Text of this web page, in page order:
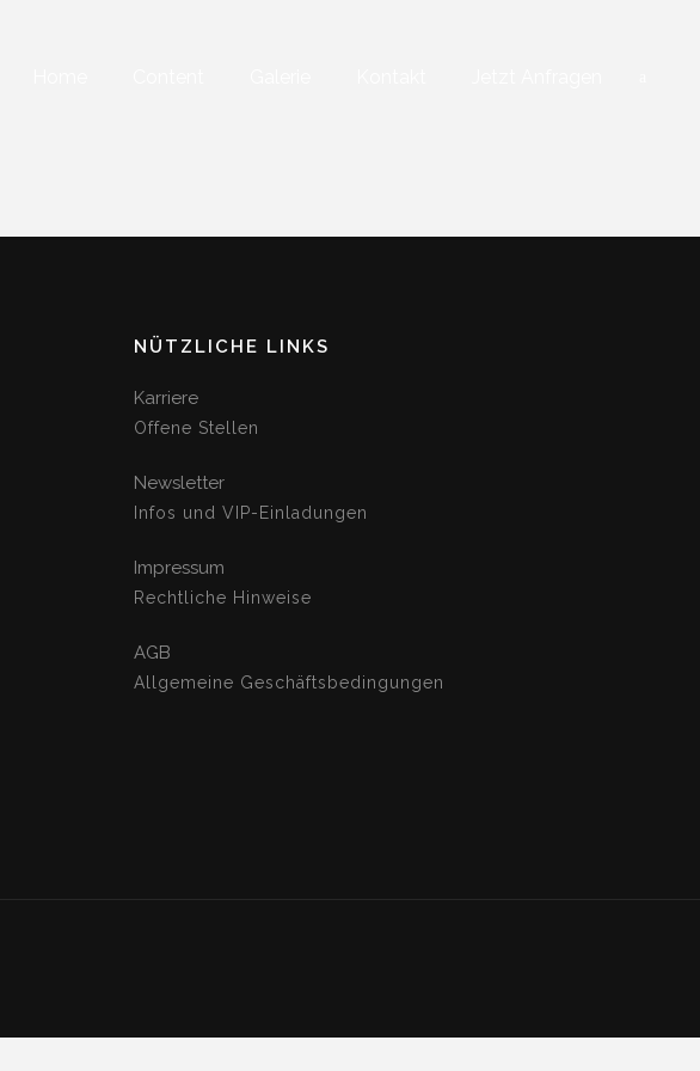
NÜTZLICHE LINKS
Karriere
Offene Stellen
Newsletter
Infos und VIP-Einladungen
Impressum
Rechtliche Hinweise
AGB
Allgemeine Geschäftsbedingungen